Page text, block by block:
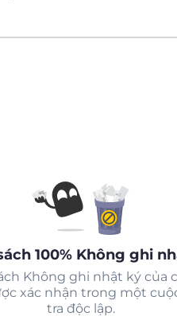
100% Không ghi
Không ghi nhật ký của
xác nhận trong một
tra độc lập.